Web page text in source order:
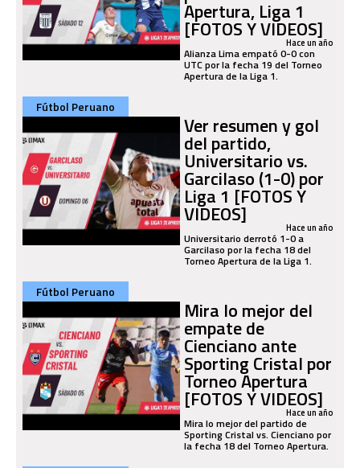
Apertura, Liga 1
[FOTOS Y VIDEOS]
Hace un año
Alianza Lima empató 0-0 con
UTC por la fecha 19 del Torneo
Apertura de la Liga 1.
Fútbol Peruano
Ver resumen y gol
del partido,
Universitario vs.
Garcilaso (1-0) por
Liga 1 [FOTOS Y
VIDEOS] Hace un año
Universitario derrotó 1-0 a
Garcilaso por la fecha 18 del
Torneo Apertura de la Liga 1.
Fútbol Peruano
Mira lo mejor del
empate de
Cienciano ante
Sporting Cristal por
Torneo Apertura
[FOTOS Y VIDEOS]
Hace un año
Mira lo mejor del partido de
Sporting Cristal vs. Cienciano por
la fecha 18 del Torneo Apertura.